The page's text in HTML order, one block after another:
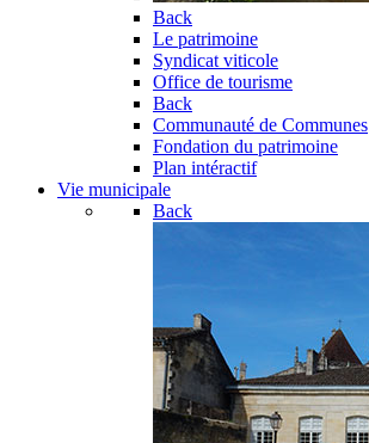
Back
Le patrimoine
Syndicat viticole
Office de tourisme
Back
Communauté de Communes
Fondation du patrimoine
Plan intéractif
Vie municipale
Back